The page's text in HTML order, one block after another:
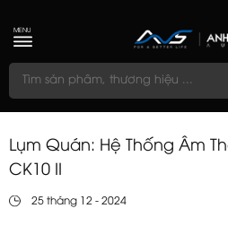
MENU
Lụm Quán: Hệ Thống Âm
CK10 II
25 tháng 12 - 2024